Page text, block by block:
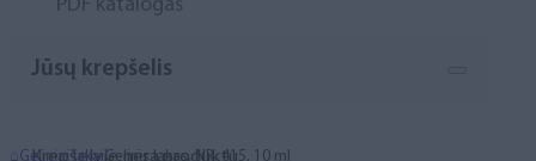
PDF katalogas
Jūsų krepšelis
⌂Geliniai lakai Gelinis lakas, NR. 415, 10 ml